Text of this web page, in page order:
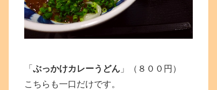
「ぶっかけカレーうどん 」（８００円）
こちらも一口だけです。